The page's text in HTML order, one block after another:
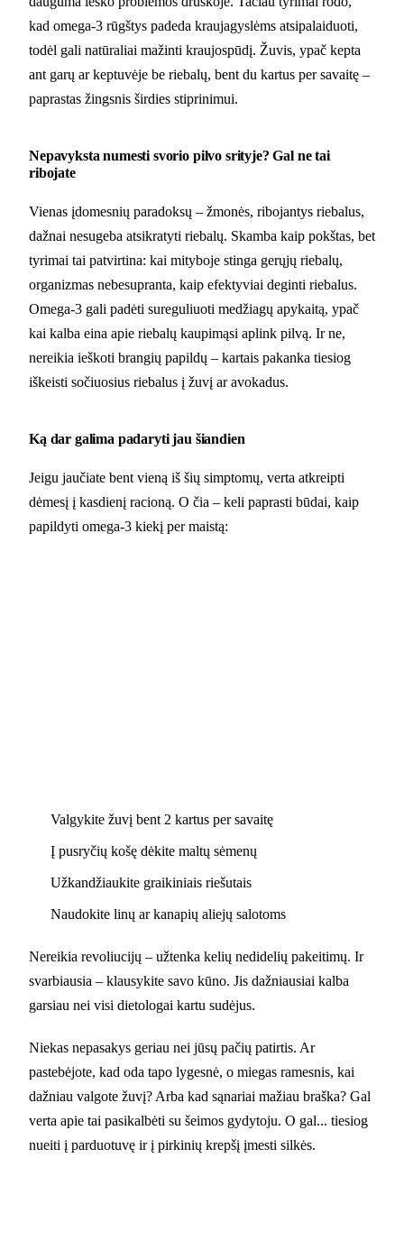
kad omega-3 rūgštys padeda kraujagyslėms atsipalaiduoti,
todėl gali natūraliai mažinti kraujospūdį. Žuvis, ypač kepta
ant garų ar keptuvėje be riebalų, bent du kartus per savaitę –
paprastas žingsnis širdies stiprinimui.
Nepavyksta numesti svorio pilvo srityje? Gal ne tai
ribojate
Vienas įdomesnių paradoksų – žmonės, ribojantys riebalus,
dažnai nesugeba atsikratyti riebalų. Skamba kaip pokštas, bet
tyrimai tai patvirtina: kai mityboje stinga gerųjų riebalų,
organizmas nebesupranta, kaip efektyviai deginti riebalus.
Omega-3 gali padėti sureguliuoti medžiagų apykaitą, ypač
kai kalba eina apie riebalų kaupimąsi aplink pilvą. Ir ne,
nereikia ieškoti brangių papildų – kartais pakanka tiesiog
iškeisti sočiuosius riebalus į žuvį ar avokadus.
Ką dar galima padaryti jau šiandien
Jeigu jaučiate bent vieną iš šių simptomų, verta atkreipti
dėmesį į kasdienį racioną. O čia – keli paprasti būdai, kaip
papildyti omega-3 kiekį per maistą:
Valgykite žuvį bent 2 kartus per savaitę
Į pusryčių košę dėkite maltų sėmenų
Užkandžiaukite graikiniais riešutais
Naudokite linų ar kanapių aliejų salotoms
Nereikia revoliucijų – užtenka kelių nedidelių pakeitimų. Ir
svarbiausia – klausykite savo kūno. Jis dažniausiai kalba
garsiau nei visi dietologai kartu sudėjus.
Niekas nepasakys geriau nei jūsų pačių patirtis. Ar
pastebėjote, kad oda tapo lygesnė, o miegas ramesnis, kai
dažniau valgote žuvį? Arba kad sąnariai mažiau braška? Gal
verta apie tai pasikalbėti su šeimos gydytoju. O gal... tiesiog
nueiti į parduotuvę ir į pirkinių krepšį įmesti silkės.